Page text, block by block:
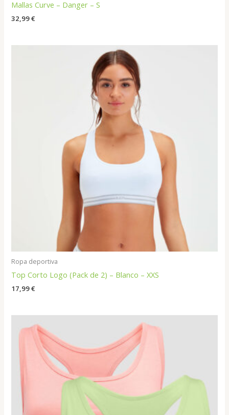
Mallas Curve – Danger – S
32,99€
Ropa deportiva
Top Corto Logo (Pack de 2) – Blanco – XXS
17,99€